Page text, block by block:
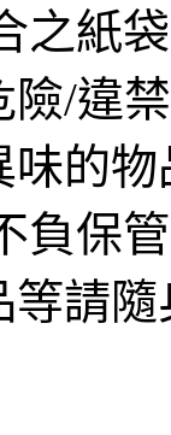
紙
/違
味的
保
等請